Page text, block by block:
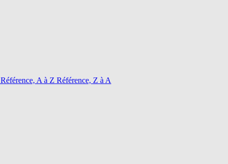
Référence, A à Z Référence, Z à A